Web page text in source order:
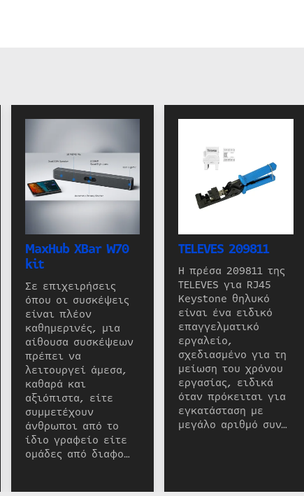
MaxHub XBar W70
kit
Σε επιχειρήσεις
όπου οι συσκέψεις
είναι πλέον
καθημερινές, μια
αίθουσα συσκέψεων
πρέπει να
λειτουργεί άμεσα,
καθαρά και
αξιόπιστα, είτε
συμμετέχουν
άνθρωποι από το
ίδιο γραφείο είτε
ομάδες από διαφο…
TELEVES 209811
Η πρέσα 209811 της
TELEVES για RJ45
Keystone θηλυκό
είναι ένα ειδικό
επαγγελματικό
εργαλείο,
σχεδιασμένο για τη
μείωση του χρόνου
εργασίας, ειδικά
όταν πρόκειται για
εγκατάσταση με
μεγάλο αριθμό συν…